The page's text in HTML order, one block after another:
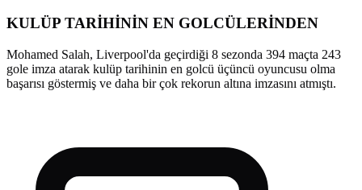
KULÜP TARİHİNİN EN GOLCÜLERİNDEN
Mohamed Salah, Liverpool'da geçirdiği 8 sezonda 394 maçta 243
gole imza atarak kulüp tarihinin en golcü üçüncü oyuncusu olma
başarısı göstermiş ve daha bir çok rekorun altına imzasını atmıştı.